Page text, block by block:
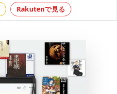
Rakutenで見る